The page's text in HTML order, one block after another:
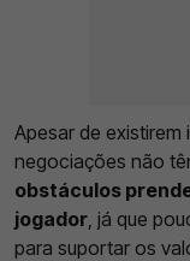
Apesar de
negociações não
obstáculos
jogador , já que
para suportar os